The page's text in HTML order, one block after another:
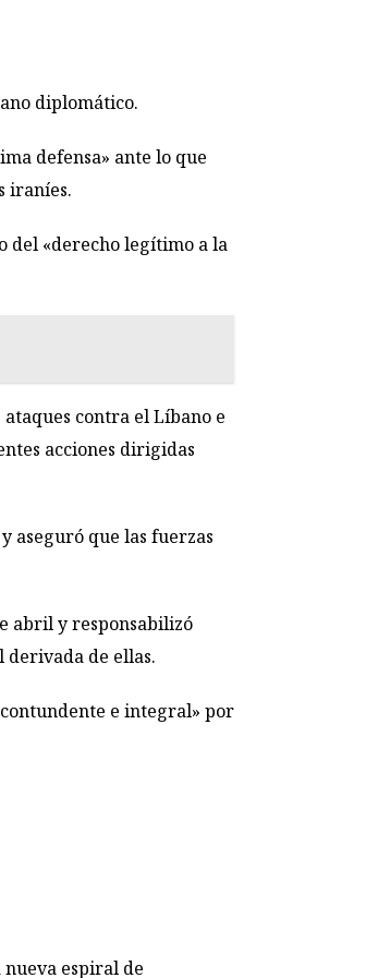
diplomático.
defensa» ante lo que
iraníes.
del «derecho legítimo a la
contra el Líbano e
acciones dirigidas
aseguró que las fuerzas
abril y responsabilizó
derivada de ellas.
e integral» por
espiral de